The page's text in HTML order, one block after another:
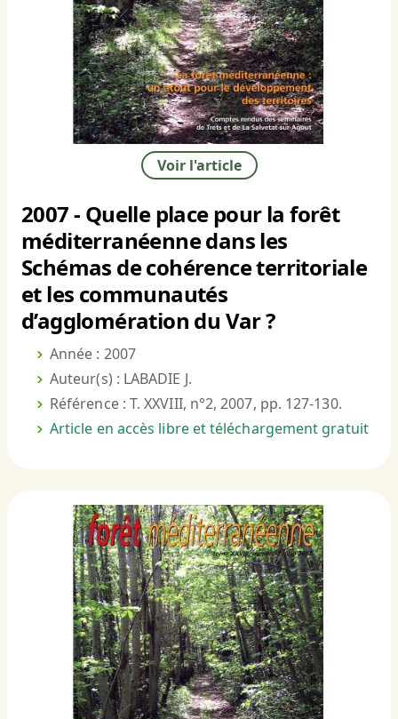
Voir l'article
2007 - Quelle place pour la forêt
méditerranéenne dans les
Schémas de cohérence territoriale
et les communautés
d’agglomération du Var ?
Année : 2007
Auteur(s) : LABADIE J.
Référence : T. XXVIII, n°2, 2007, pp. 127-130.
Article en accès libre et téléchargement gratuit